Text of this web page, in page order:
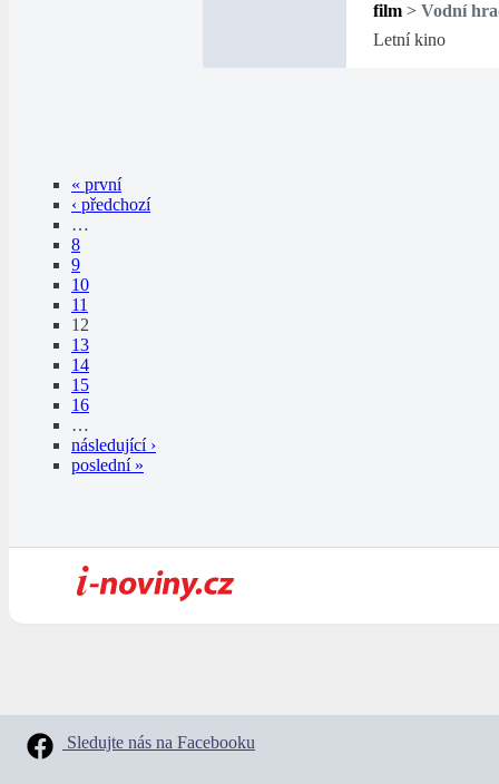
film > Vodní
Letní kino
« první
‹ předchozí
…
8
9
10
11
12
13
14
15
16
…
následující ›
poslední »
Sledujte nás na Facebooku